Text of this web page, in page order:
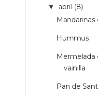
▼ abril (8)
Hummus
Mermelada
vainilla
Pan de